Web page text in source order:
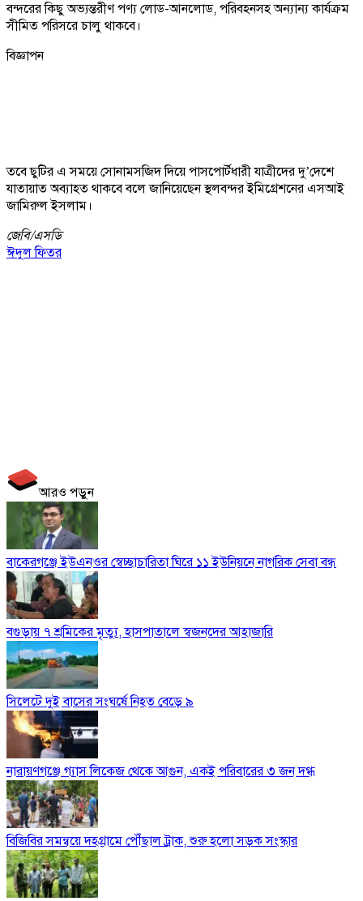
বন্দরের কিছু অভ্যন্তরীণ পণ্য লোড-আনলোড, পরিবহনসহ অন্যান্য কার্যক্রম
সীমিত পরিসরে চালু থাকবে।
বিজ্ঞাপন
তবে ছুটির এ সময়ে সোনামসজিদ দিয়ে পাসপোর্টধারী যাত্রীদের দু’দেশে
যাতায়াত অব্যাহত থাকবে বলে জানিয়েছেন স্থলবন্দর ইমিগ্রেশনের এসআই
জামিরুল ইসলাম।
জেবি/এসডি
ঈদুল ফিতর
আরও পড়ুন
বাকেরগঞ্জে ইউএনওর স্বেচ্ছাচারিতা ঘিরে ১১ ইউনিয়নে নাগরিক সেবা বন্ধ
বগুড়ায় ৭ শ্রমিকের মৃত্যু, হাসপাতালে স্বজনদের আহাজারি
সিলেটে দুই বাসের সংঘর্ষে নিহত বেড়ে ৯
নারায়ণগঞ্জে গ্যাস লিকেজ থেকে আগুন, একই পরিবারের ৩ জন দগ্ধ
বিজিবির সমন্বয়ে দহগ্রামে পৌঁছাল ট্রাক, শুরু হলো সড়ক সংস্কার